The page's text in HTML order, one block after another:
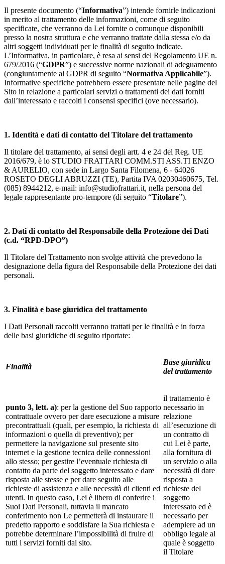
Il presente documento (“Informativa”) intende fornirle indicazioni
in merito al trattamento delle informazioni, come di seguito
specificate, che verranno da Lei fornite o comunque disponibili
presso la nostra struttura e che verranno trattate dalla stessa e/o da
altri soggetti individuati per le finalità di seguito indicate.
L’Informativa, in particolare, è resa ai sensi del Regolamento UE n.
679/2016 (“GDPR”) e successive norme nazionali di adeguamento
(congiuntamente al GDPR di seguito “Normativa Applicabile”).
Informative specifiche potrebbero essere presentate nelle pagine del
Sito in relazione a particolari servizi o trattamenti dei dati forniti
dall’interessato e raccolti i consensi specifici (ove necessario).
1. Identità e dati di contatto del Titolare del trattamento
Il titolare del trattamento, ai sensi degli artt. 4 e 24 del Reg. UE
2016/679, è lo STUDIO FRATTARI COMM.STI ASS.TI ENZO
& AURELIO, con sede in Largo Santa Filomena, 6 - 64026
ROSETO DEGLI ABRUZZI (TE), Partita IVA 02030460675, Tel.
(085) 8944212, e-mail: info@studiofrattari.it, nella persona del
legale rappresentante pro-tempore (di seguito “Titolare”).
2. Dati di contatto del Responsabile della Protezione dei Dati
(c.d. “RPD-DPO”)
Il Titolare del Trattamento non svolge attività che prevedono la
designazione della figura del Responsabile della Protezione dei dati
personali.
3. Finalità e base giuridica del trattamento
I Dati Personali raccolti verranno trattati per le finalità e in forza
delle basi giuridiche di seguito riportate:
Finalità
Base giuridica
del trattamento
punto 3, lett. a): per la gestione del Suo rapporto
contrattuale ovvero per dare esecuzione a misure
precontrattuali (quali, per esempio, la richiesta di
informazioni o quella di preventivo); per
permettere la navigazione sul presente sito
internet e la gestione tecnica delle connessioni
allo stesso; per gestire l’eventuale richiesta di
contatto da parte del soggetto interessato e dare
risposta alle stesse e per dare seguito alle
richieste di assistenza e alle necessità di clienti ed
utenti. In questo caso, Lei è libero di conferire i
Suoi Dati Personali, tuttavia il mancato
conferimento non Le permetterà di instaurare il
predetto rapporto e soddisfare la Sua richiesta e
potrebbe determinare l’impossibilità di fruire di
tutti i servizi forniti dal sito.
il trattamento è
necessario in
relazione
all’esecuzione di
un contratto di
cui Lei è parte,
alla fornitura di
un servizio o alla
necessità di dare
risposta a
richieste del
soggetto
interessato ed è
necessario per
adempiere ad un
obbligo legale al
quale è soggetto
il Titolare